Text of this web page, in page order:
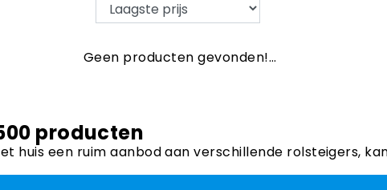
Geen producten gevonden!...
producten
huis een ruim aanbod aan verschillende rolsteigers,